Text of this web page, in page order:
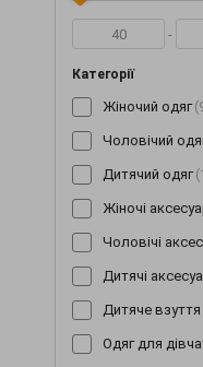
-
Категорії
Жіночий одяг
Чоловічий
Дитячий одяг
Жіночі
Чоловічі
Дитячі
Дитяче взуття
Одяг для